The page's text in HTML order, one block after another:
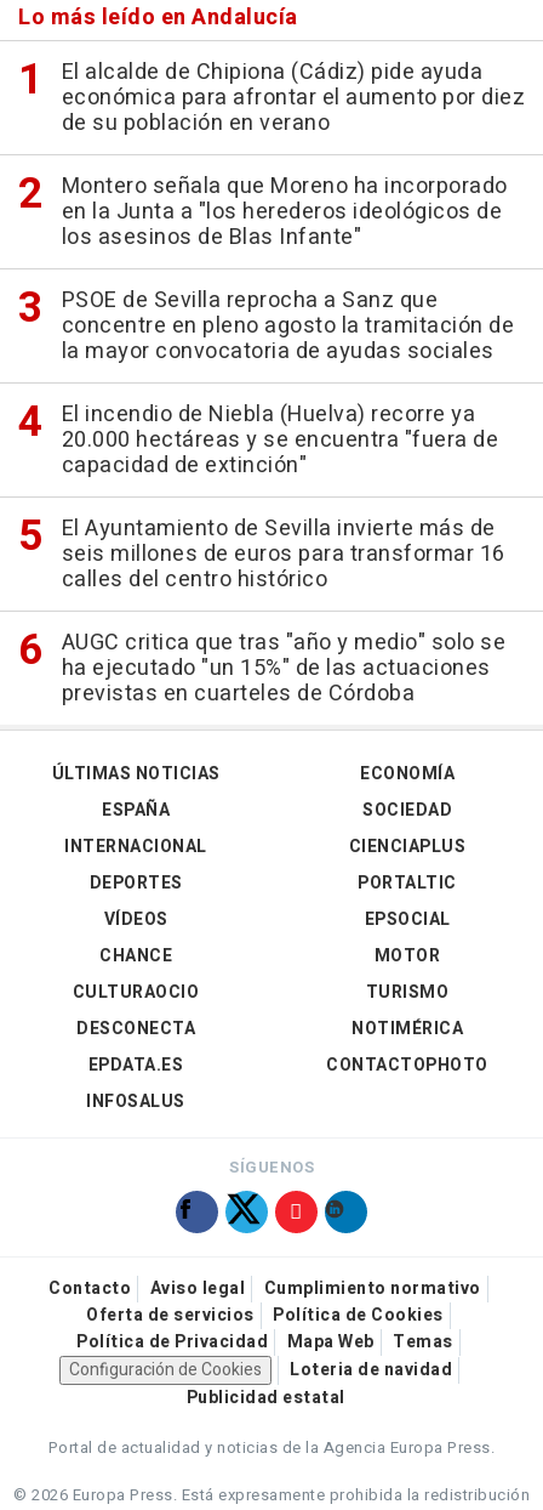
Lo más leído en Andalucía
El alcalde de Chipiona (Cádiz) pide ayuda
económica para afrontar el aumento por diez
de su población en verano
Montero señala que Moreno ha incorporado
en la Junta a "los herederos ideológicos de
los asesinos de Blas Infante"
PSOE de Sevilla reprocha a Sanz que
concentre en pleno agosto la tramitación de
la mayor convocatoria de ayudas sociales
El incendio de Niebla (Huelva) recorre ya
20.000 hectáreas y se encuentra "fuera de
capacidad de extinción"
El Ayuntamiento de Sevilla invierte más de
seis millones de euros para transformar 16
calles del centro histórico
AUGC critica que tras "año y medio" solo se
ha ejecutado "un 15%" de las actuaciones
previstas en cuarteles de Córdoba
ÚLTIMAS NOTICIAS
ESPAÑA
INTERNACIONAL
DEPORTES
VÍDEOS
ECONOMÍA
SOCIEDAD
CIENCIAPLUS
PORTALTIC
EPSOCIAL
CHANCE
CULTURAOCIO
DESCONECTA
EPDATA.ES
INFOSALUS
MOTOR
TURISMO
NOTIMÉRICA
CONTACTOPHOTO
SÍGUENOS
Contacto Aviso legal
Cumplimiento normativo
Oferta de servicios
Política de Cookies
Política de Privacidad
Mapa Web
Temas
Configuración de Cookies
Loteria de navidad
Publicidad estatal
Portal de actualidad y noticias de la Agencia Europa Press.
© 2026 Europa Press. Está expresamente prohibida la redistribución